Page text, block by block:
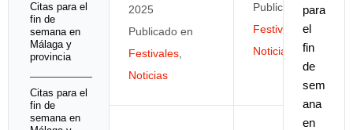
2025
Publicado en
Festivales
Noticias
Publicado en
Festivales,
Noticias
para
el
fin
de
sem
ana
en
Citas para el
fin de
semana en
Málaga y
provincia
Citas para el
fin de
semana en